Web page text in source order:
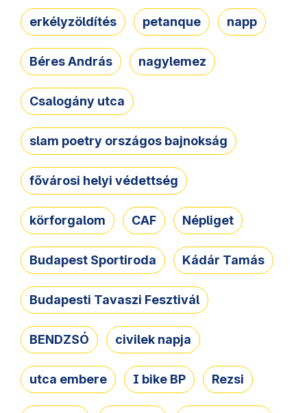
erkélyzöldítés petanque napp
Béres András nagylemez
Csalogány utca
slam poetry országos bajnokság
fővárosi helyi védettség
körforgalom CAF Népliget
Budapest Sportiroda Kádár Tamás
Budapesti Tavaszi Fesztivál
BENDZSÓ civilek napja
utca embere I bike BP Rezsi